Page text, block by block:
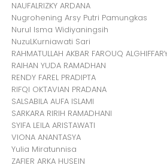
NAUFALRIZKY ARDANA
Nugrohening Arsy Putri Pamungkas
Nurul Isma Widiyaningsih
NuzuLKurniawati Sari
RAHMATULLAH AKBAR FAROUQ
RAIHAN YUDA RAMADHAN
RENDY FAREL PRADIPTA
RIFQI OKTAVIAN PRADANA
SALSABILA AUFA ISLAMI
SARKARA RIRIH RAMADHANI
SYIFA LEILA ARISTAWATI
VIONA ANANTASYA
Yulia Miratunnisa
ZAFIER ARKA HUSEIN